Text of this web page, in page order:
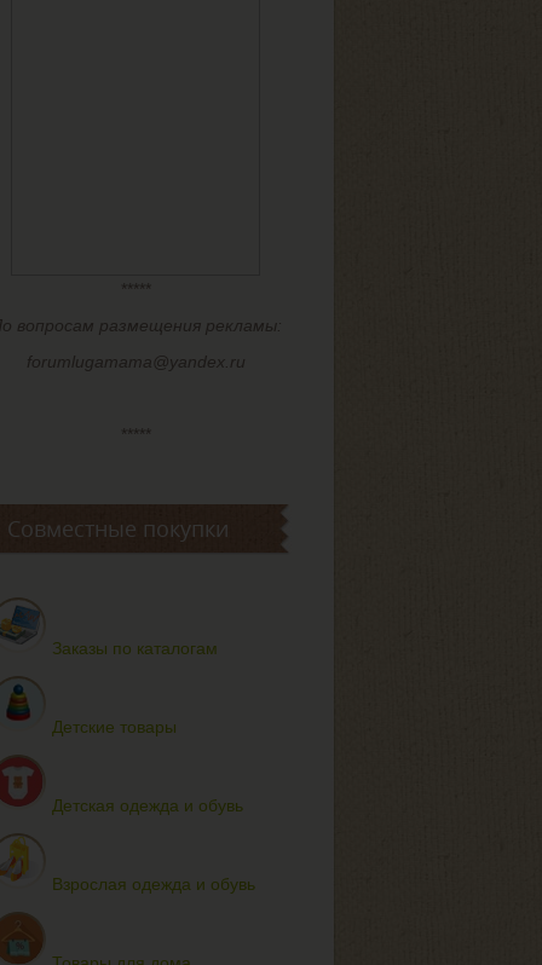
*****
вопросам размещения рекламы:
forumlugamama@yandex.ru
*****
Совместные покупки
Заказы по каталогам
Детские товары
Детская одежда и обувь
Взрослая одежда и обувь